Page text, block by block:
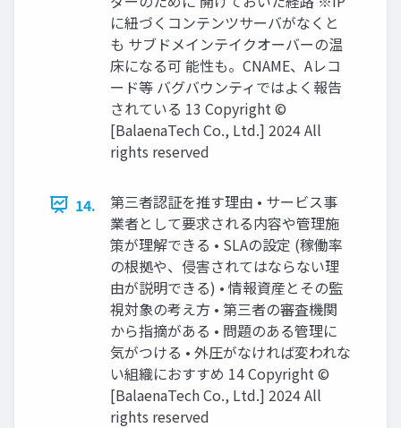
に紐づくコンテンツサーバがなくと
も サブドメインテイクオーバーの温
床になる可 能性も。CNAME、Aレコ
ード等 バグバウンティではよく報告
されている 13 Copyright ©︎
[BalaenaTech Co., Ltd.] 2024 All
rights reserved
14.
第三者認証を推す理由 • サービス事
業者として要求される内容や管理施
策が理解できる • SLAの設定 (稼働率
の根拠や、侵害されてはならない理
由が説明できる) • 情報資産とその監
視対象の考え方 • 第三者の審査機関
から指摘がある • 問題のある管理に
気がつける • 外圧がなければ変われな
い組織におすすめ 14 Copyright ©︎
[BalaenaTech Co., Ltd.] 2024 All
rights reserved